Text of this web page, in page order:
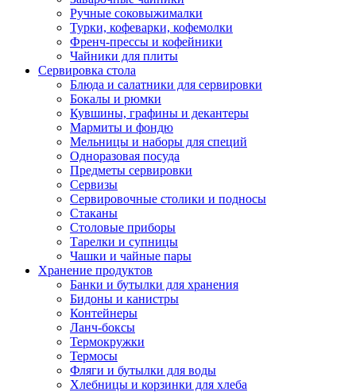
Ручные соковыжималки
Турки, кофеварки, кофемолки
Френч-прессы и кофейники
Чайники для плиты
Сервировка стола
Блюда и салатники для сервировки
Бокалы и рюмки
Кувшины, графины и декантеры
Мармиты и фондю
Мельницы и наборы для специй
Одноразовая посуда
Предметы сервировки
Сервизы
Сервировочные столики и подносы
Стаканы
Столовые приборы
Тарелки и супницы
Чашки и чайные пары
Хранение продуктов
Банки и бутылки для хранения
Бидоны и канистры
Контейнеры
Ланч-боксы
Термокружки
Термосы
Фляги и бутылки для воды
Хлебницы и корзинки для хлеба